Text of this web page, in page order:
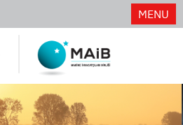
MENU